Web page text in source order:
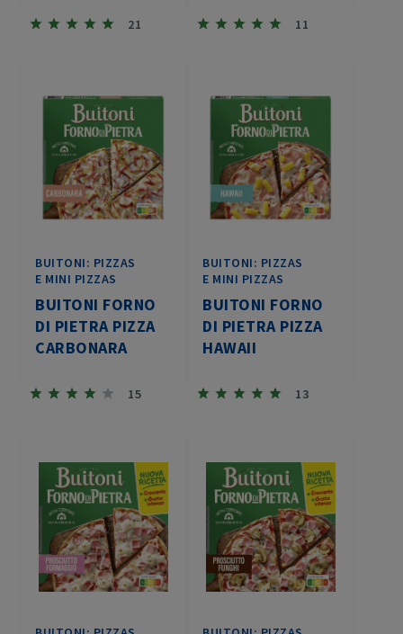
21 11
BUITONI: PIZZAS
E MINI PIZZAS
BUITONI FORNO
DI PIETRA PIZZA
CARBONARA
15
BUITONI: PIZZAS
E MINI PIZZAS
BUITONI FORNO
DI PIETRA PIZZA
HAWAII
13